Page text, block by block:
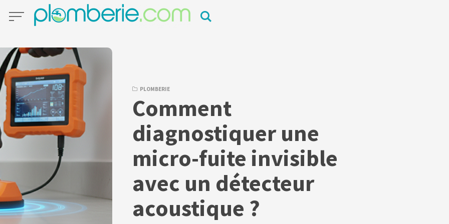
PLOMBERIE
Comment
diagnostiquer une
micro-fuite invisible
avec un détecteur
acoustique ?